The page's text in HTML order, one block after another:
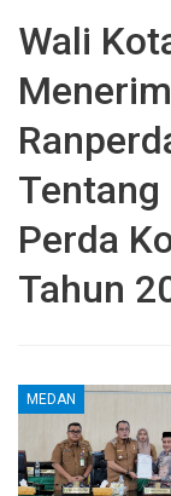
Wali
Tentang
Perda
Tahun
MEDAN